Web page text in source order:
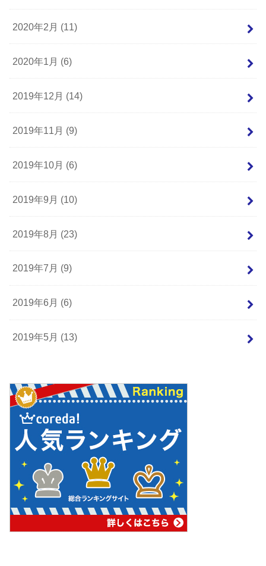
2020年2月 (11)
2020年1月 (6)
2019年12月 (14)
2019年11月 (9)
2019年10月 (6)
2019年9月 (10)
2019年8月 (23)
2019年7月 (9)
2019年6月 (6)
2019年5月 (13)